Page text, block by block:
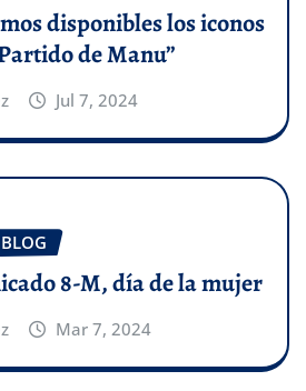
disponibles los iconos
de Manu”
Jul 7, 2024
BLOG
8-M, día de la mujer
Mar 7, 2024